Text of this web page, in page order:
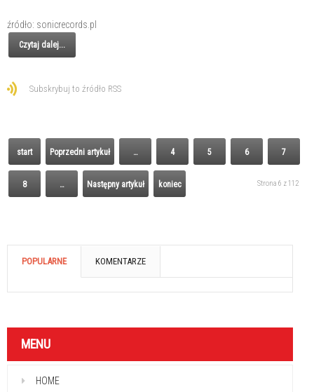
źródło: sonicrecords.pl
Czytaj dalej...
Subskrybuj to źródło RSS
start Poprzedni artykuł … 4 5 6 7
8 … Następny artykuł koniec Strona 6 z 112
POPULARNE KOMENTARZE
MENU
HOME